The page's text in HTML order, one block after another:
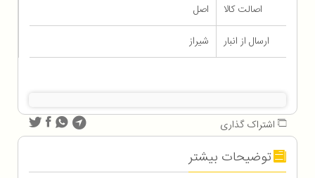
اصالت کالا
اصل
ارسال از انبار
شیراز
اشتراک گذاری
توضیحات بیشتر